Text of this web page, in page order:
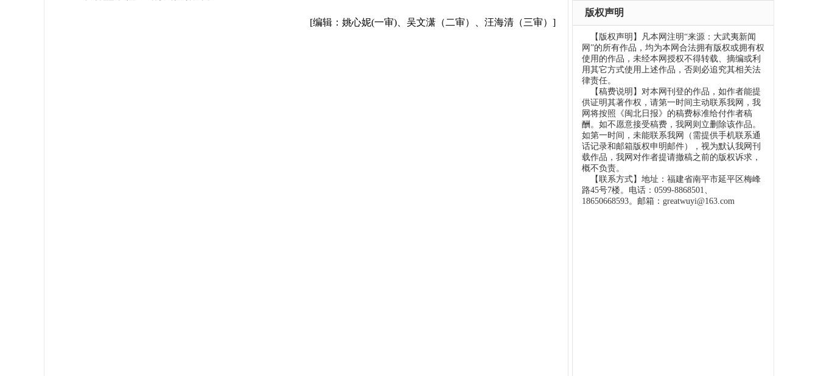
[编辑：姚心妮(一审)、吴文潇（二审）、汪海清（三审）]
版权声明
【版权声明】凡本网注明“来源：大武夷新闻
网”的所有作品，均为本网合法拥有版权或拥有权
使用的作品，未经本网授权不得转载、摘编或利
用其它方式使用上述作品，否则必追究其相关法
律责任。
【稿费说明】对本网刊登的作品，如作者能提
供证明其著作权，请第一时间主动联系我网，我
网将按照《闽北日报》的稿费标准给付作者稿
酬。如不愿意接受稿费，我网则立删除该作品。
如第一时间，未能联系我网（需提供手机联系通
话记录和邮箱版权申明邮件），视为默认我网刊
载作品，我网对作者提请撤稿之前的版权诉求，
概不负责。
【联系方式】地址：福建省南平市延平区梅峰
路45号7楼。电话：0599-8868501、
18650668593。邮箱：greatwuyi@163.com